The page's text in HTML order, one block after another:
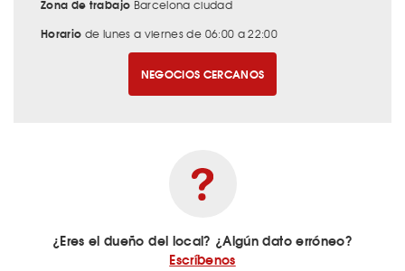
Zona de trabajo Barcelona ciudad
Horario de lunes a viernes de 06:00 a 22:00
NEGOCIOS CERCANOS
¿Eres el dueño del local? ¿Algún dato erróneo?
Escríbenos